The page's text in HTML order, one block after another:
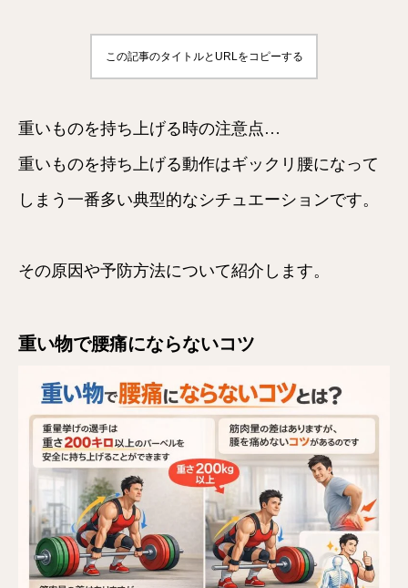
この記事のタイトルとURLをコピーする
重いものを持ち上げる時の注意点…
重いものを持ち上げる動作はギックリ腰になって
しまう一番多い典型的なシチュエーションです。
その原因や予防方法について紹介します。
重い物で腰痛にならないコツ